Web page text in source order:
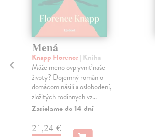
Mená
Knapp Florence | Kniha
Môže meno ovplyvniť naše
životy? Dojemný román o
domácom násilí a oslobodení,
zložitých rodinných vz...
Zasielame do 14 dní
21,24 €